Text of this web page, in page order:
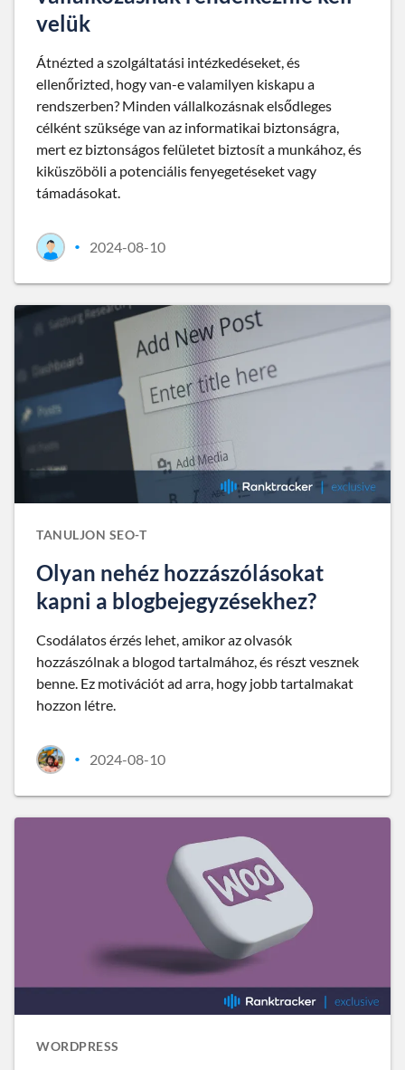
velük
Átnézted a szolgáltatási intézkedéseket, és
ellenőrizted, hogy van-e valamilyen kiskapu a
rendszerben? Minden vállalkozásnak elsődleges
célként szüksége van az informatikai biztonságra,
mert ez biztonságos felületet biztosít a munkához, és
kiküszöböli a potenciális fenyegetéseket vagy
támadásokat.
• 2024-08-10
TANULJON SEO-T
Olyan nehéz hozzászólásokat
kapni a blogbejegyzésekhez?
Csodálatos érzés lehet, amikor az olvasók
hozzászólnak a blogod tartalmához, és részt vesznek
benne. Ez motivációt ad arra, hogy jobb tartalmakat
hozzon létre.
• 2024-08-10
WORDPRESS